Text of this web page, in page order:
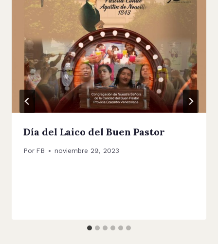
Día del Laico del Buen Pastor
Por FB noviembre 29, 2023